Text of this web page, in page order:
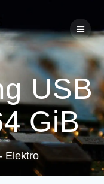
USB
GiB
Elektro